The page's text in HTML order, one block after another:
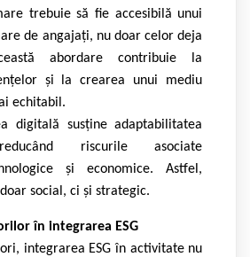
trebuie să fie accesibilă unui
de angajați, nu doar celor deja
abordare contribuie la
și la crearea unui mediu
echitabil.
digitală susține adaptabilitatea
riscurile asociate
și economice. Astfel,
social, ci și strategic.
în integrarea ESG
integrarea ESG în activitate nu